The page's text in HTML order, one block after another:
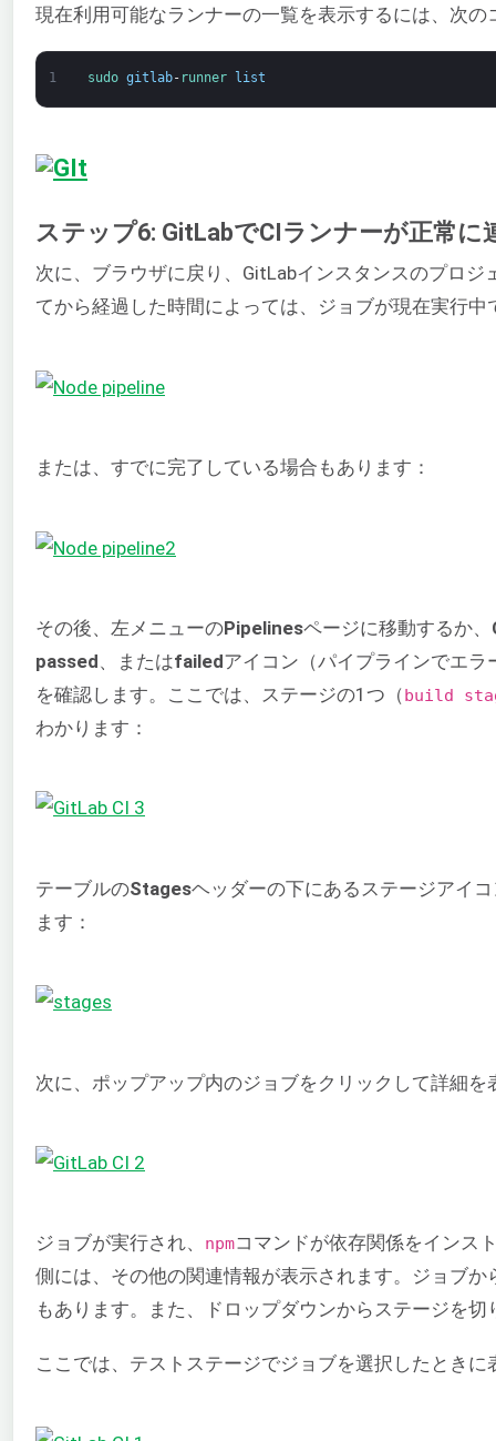
現在利用可能なランナーの一覧を表示するには、次の
1 sudo gitlab- runner list
ステップ6: GitLabでCIランナーが正常
次に、ブラウザに戻り、GitLabインスタンスのプロ
てから経過した時間によっては、ジョブが現在実行
または、すでに完了している場合もあります：
その後、左メニューのPipelinesページに移動するか、
passed、またはfailedアイコン（パイプラインでエ
を確認します。ここでは、ステージの1つ（build
わかります：
テーブルのStagesヘッダーの下にあるステージアイ
ます：
次に、ポップアップ内のジョブをクリックして詳細を
ジョブが実行され、 npmコマンドが依存関係をインス
側には、その他の関連情報が表示されます。ジョブ
もあります。また、ドロップダウンからステージを
ここでは、テストステージでジョブを選択したとき